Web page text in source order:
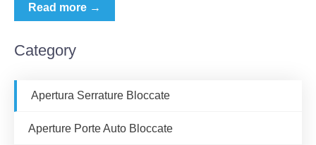
Read more →
Category
Apertura Serrature Bloccate
Aperture Porte Auto Bloccate